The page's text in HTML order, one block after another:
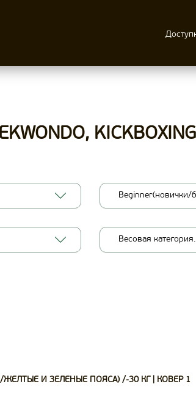
KICKBOXING
Beginner(новички/
Весовая
ЖЕЛТЫЕ И ЗЕЛЕНЫЕ ПОЯСА) /-30 КГ | КОВЕР 1